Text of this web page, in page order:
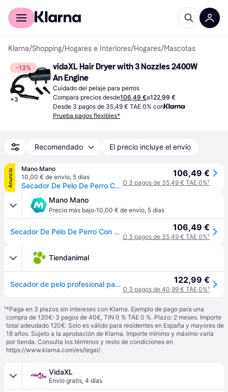
Comprar con Klarna
Klarna/Shopping/Hogares e Interiores/Hogares/Mascotas
-13%
+3
vidaXL Hair Dryer with 3 Nozzles 2400W
An Engine
Cuidado del pelaje para perros
Compara precios desde106,49 €a122,99 €
Desde 3 pagos de 35,49 € TAE 0% con
Prueba pagos flexibles*
Recomendado El precio incluye el envío
Anuncio
Mano Mano
10,00 € de envío, 5 días
Secador De Pelo De Perro Con 3 Boquillas Negro 2400 W Vidaxl
106,49 €
O 3 pagos de 35,49 € TAE 0%¹
Mano Mano
Precio más bajo·10,00 € de envío, 5 días
Secador De Pelo De Perro Con 3 Boquillas Negro 2400 W Vidaxl 106,49 €
O 3 pagos de 35,49 € TAE 0%¹
Tiendanimal
Secador de pelo profesional para mascotas color Negro 122,99 €
O 3 pagos de 40,99 € TAE 0%¹
¹*Paga en 3 plazos sin intereses con Klarna. Ejemplo de pago para una
compra de 120€: 3 pagos de 40€, TIN 0 % TAE 0 %. Plazo: 2 meses. Importe
total adeudado 120€. Solo es válido para residentes en España y mayores de
18 años. Sujeto a la aprobación de Klarna. Importe mínimo y máximo varía
por tienda. Consulta los términos y resto de condiciones en
https://www.klarna.com/es/legal/.
VidaXL
Envío gratis, 4 días